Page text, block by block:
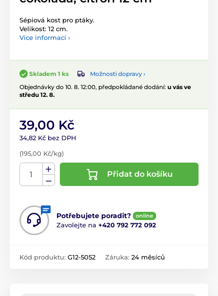
Sépiová kost pro ptáky.
Velikost: 12 cm.
Více informací ›
Skladem 1 ks
Možnosti dopravy ›
Objednávky do 10. 8. 12:00, předpokládané dodání: u vás ve
středu 12. 8.
39,00 Kč
34,82 Kč bez DPH
(195,00 Kč/kg)
Přidat do košíku
Potřebujete poradit? online
Zavolejte na +420 792 772 092
Kód produktu: G12-5052 Záruka: 24 měsíců